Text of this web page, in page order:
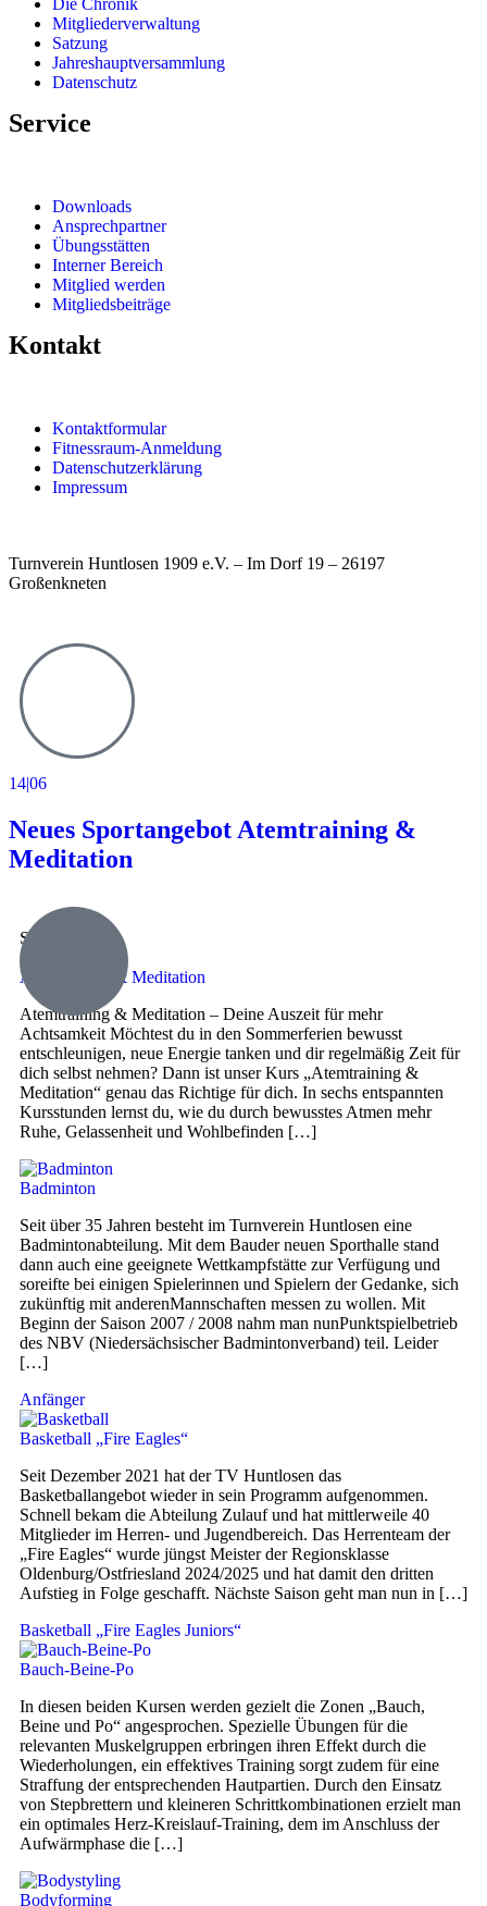
Die Chronik
Mitgliederverwaltung
Satzung
Jahreshauptversammlung
Datenschutz
Service
Downloads
Ansprechpartner
Übungsstätten
Interner Bereich
Mitglied werden
Mitgliedsbeiträge
Kontakt
Kontaktformular
Fitnessraum-Anmeldung
Datenschutzerklärung
Impressum
Turnverein Huntlosen 1909 e.V. – Im Dorf 19 – 26197
Großenkneten
14|06
Neues Sportangebot Atemtraining &
Meditation
Sportangebot
Atemtraining & Meditation
Atemtraining & Meditation – Deine Auszeit für mehr
Achtsamkeit Möchtest du in den Sommerferien bewusst
entschleunigen, neue Energie tanken und dir regelmäßig Zeit für
dich selbst nehmen? Dann ist unser Kurs „Atemtraining &
Meditation“ genau das Richtige für dich. In sechs entspannten
Kursstunden lernst du, wie du durch bewusstes Atmen mehr
Ruhe, Gelassenheit und Wohlbefinden […]
Badminton
Seit über 35 Jahren besteht im Turnverein Huntlosen eine
Badmintonabteilung. Mit dem Bauder neuen Sporthalle stand
dann auch eine geeignete Wettkampfstätte zur Verfügung und
soreifte bei einigen Spielerinnen und Spielern der Gedanke, sich
zukünftig mit anderenMannschaften messen zu wollen. Mit
Beginn der Saison 2007 / 2008 nahm man nunPunktspielbetrieb
des NBV (Niedersächsischer Badmintonverband) teil. Leider
[…]
Anfänger
Basketball „Fire Eagles“
Seit Dezember 2021 hat der TV Huntlosen das
Basketballangebot wieder in sein Programm aufgenommen.
Schnell bekam die Abteilung Zulauf und hat mittlerweile 40
Mitglieder im Herren- und Jugendbereich. Das Herrenteam der
„Fire Eagles“ wurde jüngst Meister der Regionsklasse
Oldenburg/Ostfriesland 2024/2025 und hat damit den dritten
Aufstieg in Folge geschafft. Nächste Saison geht man nun in […]
Basketball „Fire Eagles Juniors“
Bauch-Beine-Po
In diesen beiden Kursen werden gezielt die Zonen „Bauch,
Beine und Po“ angesprochen. Spezielle Übungen für die
relevanten Muskelgruppen erbringen ihren Effekt durch die
Wiederholungen, ein effektives Training sorgt zudem für eine
Straffung der entsprechenden Hautpartien. Durch den Einsatz
von Stepbrettern und kleineren Schrittkombinationen erzielt man
ein optimales Herz-Kreislauf-Training, dem im Anschluss der
Aufwärmphase die […]
Bodyforming